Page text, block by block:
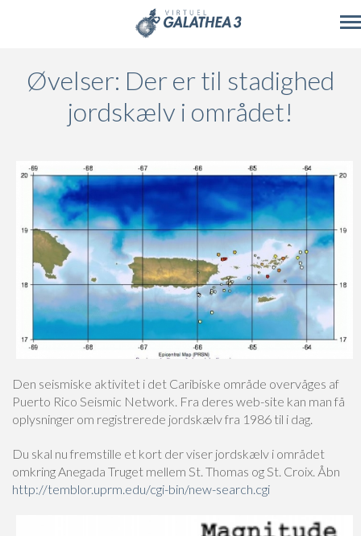
Øvelser: Der er til stadighed
jordskælv i området!
Den seismiske aktivitet i det Caribiske område overvåges af
Puerto Rico Seismic Network. Fra deres web-site kan man få
oplysninger om registrerede jordskælv fra 1986 til i dag.
Du skal nu fremstille et kort der viser jordskælv i området
omkring Anegada Truget mellem St. Thomas og St. Croix. Åbn
http://temblor.uprm.edu/cgi-bin/new-search.cgi